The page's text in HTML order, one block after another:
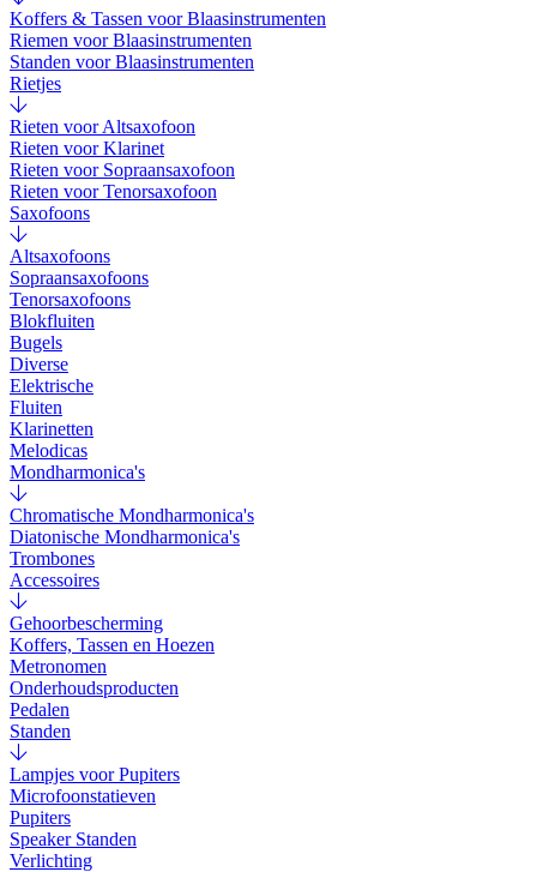
Koffers & Tassen voor Blaasinstrumenten
Riemen voor Blaasinstrumenten
Standen voor Blaasinstrumenten
Rietjes
Rieten voor Altsaxofoon
Rieten voor Klarinet
Rieten voor Sopraansaxofoon
Rieten voor Tenorsaxofoon
Saxofoons
Altsaxofoons
Sopraansaxofoons
Tenorsaxofoons
Blokfluiten
Bugels
Diverse
Elektrische
Fluiten
Klarinetten
Melodicas
Mondharmonica's
Chromatische Mondharmonica's
Diatonische Mondharmonica's
Trombones
Accessoires
Gehoorbescherming
Koffers, Tassen en Hoezen
Metronomen
Onderhoudsproducten
Pedalen
Standen
Lampjes voor Pupiters
Microfoonstatieven
Pupiters
Speaker Standen
Verlichting